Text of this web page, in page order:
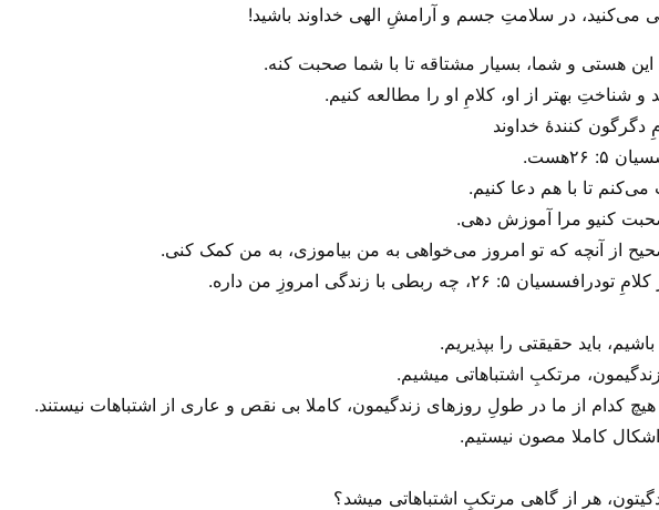
می‌‌کنید، در سلامتِ جسم و آرامشِ الهی خداوند باشید!
این هستی‌ و شما، بسیار مشتاقه تا با شما صحبت کنه.
شناختِ بهتر از او، کلامِ او را مطالعه کنیم.
دگرگون کنندهٔ خداوند
تا با هم دعا کنیم.
کنیو مرا آموزش دهی.
از آنچه که تو امروز می‌‌خواهی به من بیاموزی، به من کمک کنی.
ربطی با زندگی امروزِ من داره.
باید حقیقتی را بپذیریم.
مرتکبِ اشتباهاتی میشیم.
کدام از ما در طولِ روز‌های زندگیمون، کاملا بی‌ نقص و عاری از اشتباهات نیستند.
کاملا مصون نیستیم.
هر از گاهی مرتکبِ اشتباهاتی میشد؟